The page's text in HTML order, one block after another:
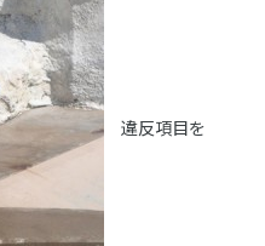
違反項目を